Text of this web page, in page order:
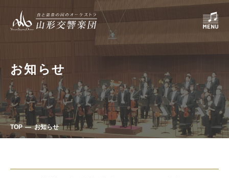
お知らせ
TOP お知らせ